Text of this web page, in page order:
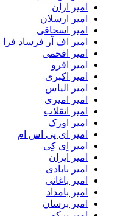
امیر اران
امیر ارسلان
امیر اسحاقی
امیر اف آر فرساد فرا
امیر افخمی
امیر افرو
امیر اکبری
امیر الیاس
امیر امیری
امیر انقلاب
امیر اورک
امیر ای پی اس ام
امیر اِی کِی
امیر ایران
امیر بابادی
امیر باغانی
امیر بامداد
امیر برسان